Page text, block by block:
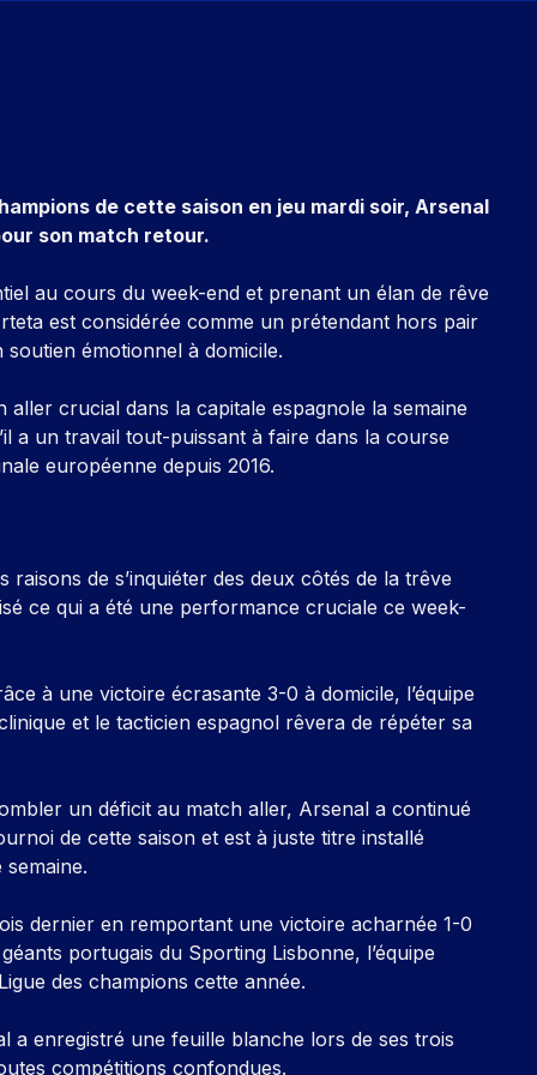
de cette saison en jeu mardi soir, Arsenal
son match retour.
au cours du week-end et prenant un élan de rêve
est considérée comme un prétendant hors pair
émotionnel à domicile.
crucial dans la capitale espagnole la semaine
a un travail tout-puissant à faire dans la course
européenne depuis 2016.
de s’inquiéter des deux côtés de la trêve
ce qui a été une performance cruciale ce week-
à une victoire écrasante 3-0 à domicile, l’équipe
et le tacticien espagnol rêvera de répéter sa
un déficit au match aller, Arsenal a continué
de cette saison et est à juste titre installé
dernier en remportant une victoire acharnée 1-0
portugais du Sporting Lisbonne, l’équipe
des champions cette année.
a enregistré une feuille blanche lors de ses trois
compétitions confondues.